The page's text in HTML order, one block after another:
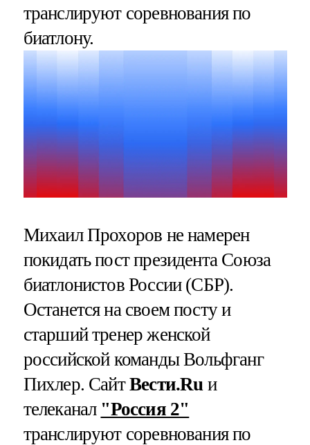
транслируют соревнования по
биатлону.
Михаил Прохоров не намерен
покидать пост президента Союза
биатлонистов России (СБР).
Останется на своем посту и
старший тренер женской
российской команды Вольфганг
Пихлер. СайтВести.Ru и
телеканал "Россия 2"
транслируют соревнования по